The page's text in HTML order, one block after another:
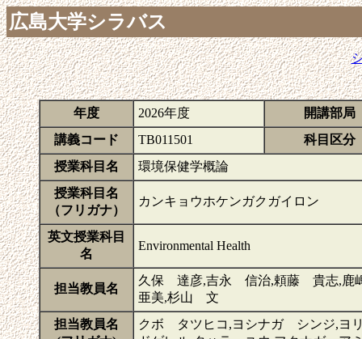
広島大学シラバス
年度 2026年度
開講部局
講義コード
TB011501
科目区分
授業科目名
環境保健学概論
授業科目名
（フリガナ）
カンキョウホケンガクガイロン
英文授業科目
名
Environmental Health
担当教員名
久保 達彦,吉永 信治,頼藤 貴志,鹿
亜美,杉山 文
担当教員名
クボ タツヒコ,ヨシナガ シンジ,